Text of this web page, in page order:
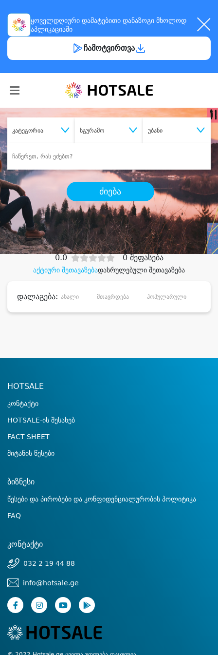
ყოველდღიური დამატებითი დანაზოგი მხოლოდ
აპლიკაციაში
ჩამოტვირთვა
კატეგორია სგურამო უბანი
ძიება
შეიძინესასურველი მომსახურება
დიდი დანაზოგით
აქტიური შეთავაზებადასრულებული შეთავაზება
0.0 0 შეფასება
დალაგება: ახალი მთავრდება პოპულარული
HOTSALE
კონტაქტი
HOTSALE-ის შესახებ
FACT SHEET
მიტანის წესები
ბიზნესი
წესები და პირობები და კონფიდენციალურობის პოლიტიკა
FAQ
კონტაქტი
032 2 19 44 88
info@hotsale.ge